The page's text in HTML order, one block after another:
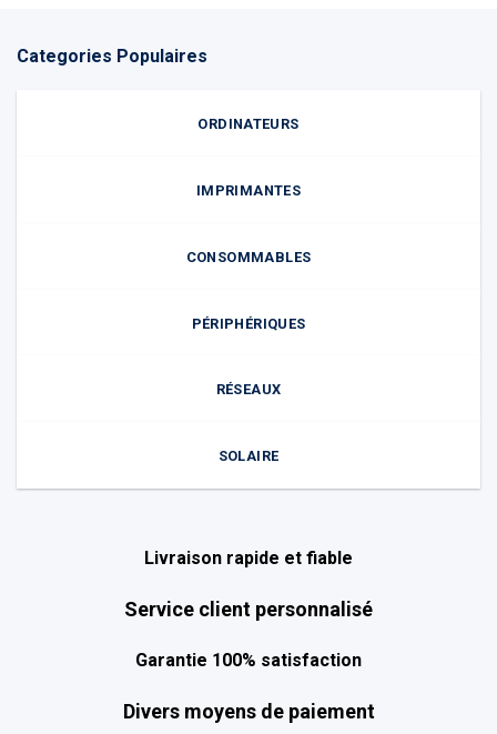
Categories Populaires
ORDINATEURS
IMPRIMANTES
CONSOMMABLES
PÉRIPHÉRIQUES
RÉSEAUX
SOLAIRE
Livraison rapide et fiable
Service client personnalisé
Garantie 100% satisfaction
Divers moyens de paiement